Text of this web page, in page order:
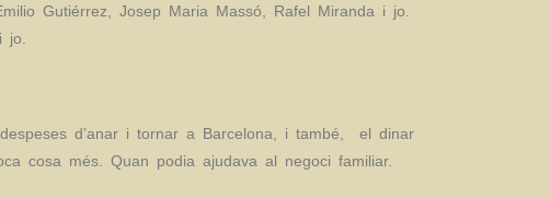
Gutiérrez, Josep Maria Massó, Rafel Miranda i jo.
jo.
d’anar i tornar a Barcelona, i també, el dinar
cosa més. Quan podia ajudava al negoci familiar.